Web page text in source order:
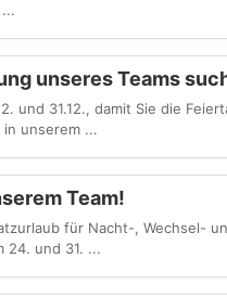
unseres Teams
und 31.12., damit Sie die
unserem ...
Team!
für Nacht-, Wechsel-
24. und 31. ...